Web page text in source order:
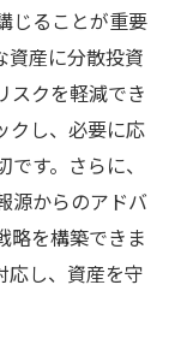
じることが重要
資産に分散投資
スクを軽減でき
クし、必要に応
す。さらに、
源からのアドバ
略を構築できま
応し、資産を守